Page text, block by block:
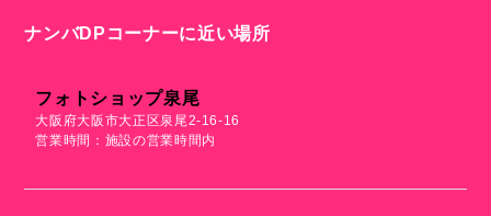
ナンバDPコーナーに近い場所
フォトショップ泉尾
大阪府大阪市大正区泉尾2-16-16
営業時間：施設の営業時間内